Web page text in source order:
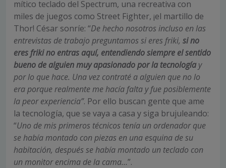
mítico teclado del Spectrum, una recreativa con
miles de juegos como Street Fighter, ¡el martillo de
Thor! César sonríe: “De hecho nosotros incluso en las
entrevistas de trabajo preguntamos si eres friki, si no
eres friki no entras aquí, entendiendo siempre el sentido
bueno de alguien muy apasionado por la tecnología y
por lo que hace. Una vez contraté a alguien que no lo
era porque realmente me hacía falta y fue posiblemente
la peor experiencia”. Por ello buscan gente que ame
la tecnología, que se vaya a casa y siga brujuleando:
“Uno de mis primeros técnicos tenía un ordenador que
se había montado con piezas en una esquina de su
habitación, después se había montado un teclado con
un monitor encima de la cama…”.